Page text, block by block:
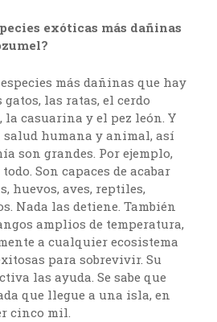
exóticas más dañinas
más dañinas que hay
las ratas, el cerdo
la casuarina y el pez león. Y
salud humana y animal, así
son grandes. Por ejemplo,
Son capaces de acabar
huevos, aves, reptiles,
Nada las detiene. También
amplios de temperatura,
a cualquier ecosistema
para sobrevivir. Su
las ayuda. Se sabe que
que llegue a una isla, en
cinco mil.